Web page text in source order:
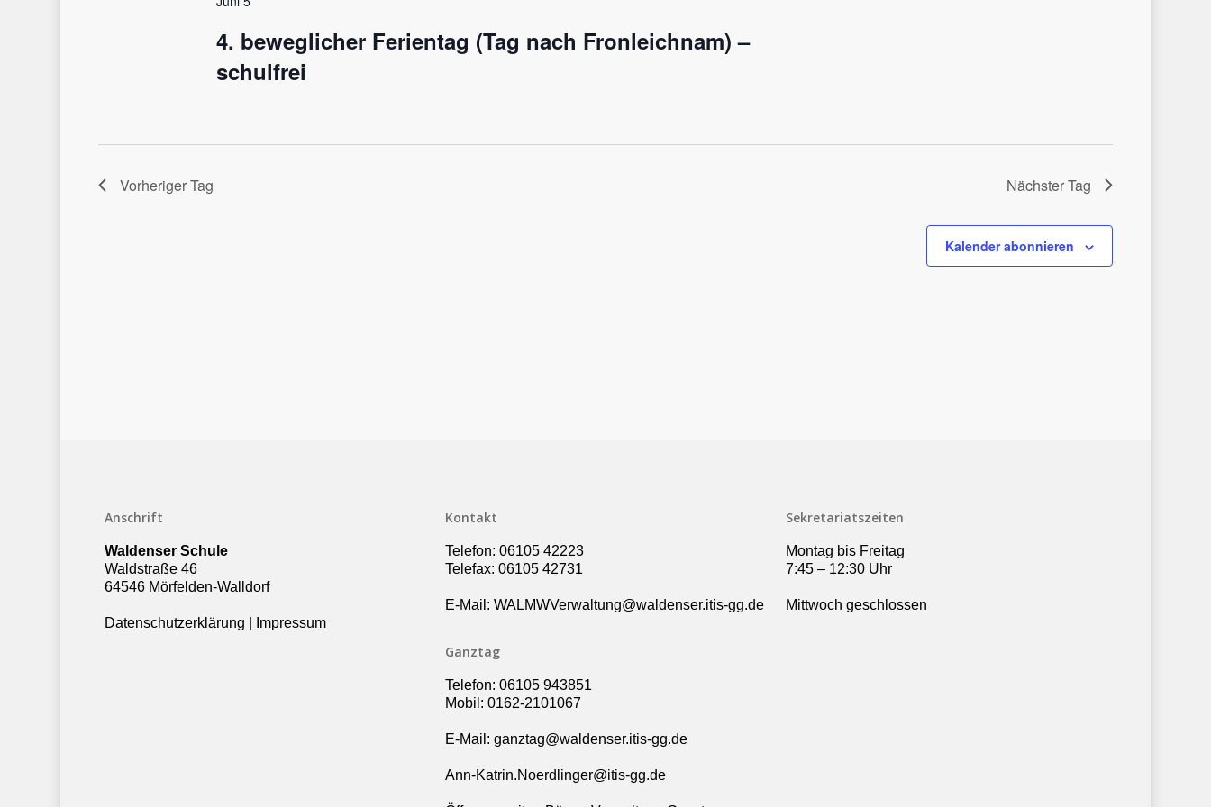
4. beweglicher Ferientag (Tag nach Fronleichnam) –
schulfrei
Vorheriger Tag Nächster Tag
Kalender abonnieren
Anschrift
Waldenser Schule
Waldstraße 46
64546 Mörfelden-Walldorf
Datenschutzerklärung Impressum
Kontakt
Telefon: 06105 42223
Telefax: 06105 42731
E-Mail: WALMWVerwaltung@waldenser.itis-gg.de
Ganztag
Telefon: 06105 943851
Mobil: 0162-2101067
E-Mail: ganztag@waldenser.itis-gg.de
Ann-Katrin.Noerdlinger@itis-gg.de
Sekretariatszeiten
Montag bis Freitag
7:45 – 12:30 Uhr
Mittwoch geschlossen